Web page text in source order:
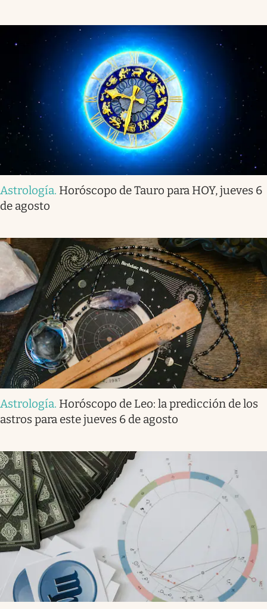
Astrología. Horóscopo de Tauro para HOY, jueves 6
de agosto
Astrología. Horóscopo de Leo: la predicción de los
astros para este jueves 6 de agosto